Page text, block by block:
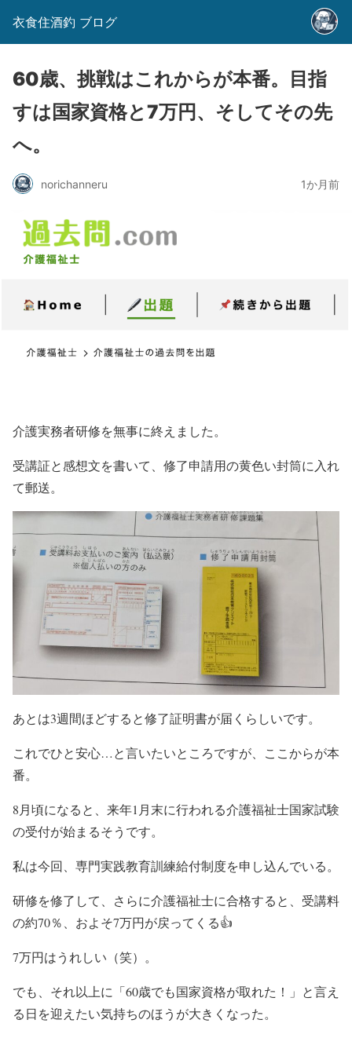
衣食住酒釣 ブログ
60歳、挑戦はこれからが本番。目指
すは国家資格と7万円、そしてその先
へ。
norichanneru 1か月前
介護実務者研修を無事に終えました。
受講証と感想文を書いて、修了申請用の黄色い封筒に入れ
て郵送。
あとは3週間ほどすると修了証明書が届くらしいです。
これでひと安心…と言いたいところですが、ここからが本
番。
8月頃になると、来年1月末に行われる介護福祉士国家試験
の受付が始まるそうです。
私は今回、専門実践教育訓練給付制度を申し込んでいる。
研修を修了して、さらに介護福祉士に合格すると、受講料
の約70％、およそ7万円が戻ってくる👍️
7万円はうれしい（笑）。
でも、それ以上に「60歳でも国家資格が取れた！」と言え
る日を迎えたい気持ちのほうが大きくなった。